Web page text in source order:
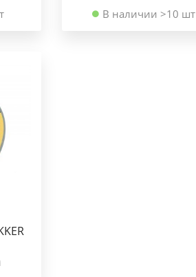
В наличии >10 шт